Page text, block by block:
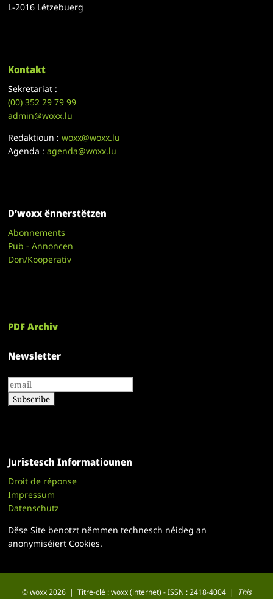
L-2016 Lëtzebuerg
Kontakt
Sekretariat :
(00)352 29 79 99
admin@woxx.lu
Redaktioun :woxx@woxx.lu
Agenda :agenda@woxx.lu
D’woxx ënnerstëtzen
Abonnements
Pub - Annoncen
Don/Kooperativ
PDF Archiv
Newsletter
Juristesch Informatiounen
Droit de réponse
Impressum
Datenschutz
Dëse Site benotzt nëmmen technesch néideg an
anonymiséiert Cookies.
© woxx 2026 | Titre-clé : woxx (internet) - ISSN : 2418-4004 | This